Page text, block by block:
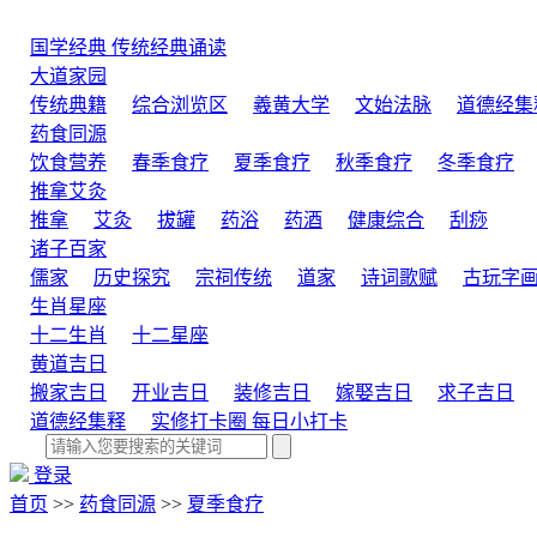
国学经典 传统经典诵读
大道家园
传统典籍
综合浏览区 羲黄大学 文始法脉
道德经集
药食同源
饮食营养
春季食疗 夏季食疗 秋季食疗 冬季食疗
推拿艾灸
推拿
艾灸 拔罐 药浴 药酒 健康综合
刮痧
诸子百家
儒家
历史探究 宗祠传统 道家 诗词歌赋 古玩字画
生肖星座
十二生肖
十二星座
黄道吉日
搬家吉日
开业吉日 装修吉日 嫁娶吉日
求子吉日
道德经集释
实修打卡圈 每日小打卡
登录
首页 >> 药食同源 >> 夏季食疗